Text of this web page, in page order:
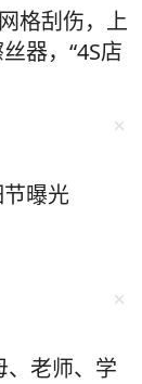
格刮伤，上
器，“4S店
曝光
、老师、学